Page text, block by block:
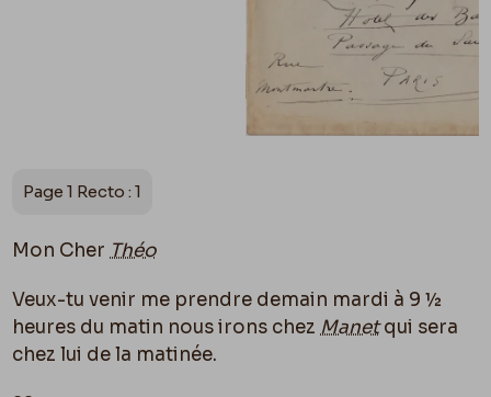
32-24 / 8 juillet 1878 / Visite à Manet
Page 1 Recto : 1
Mon Cher Théo
Veux-tu venir me prendre demain mardi à 9 ½
heures du matin nous irons chez Manetqui sera
chez lui de la matinée.